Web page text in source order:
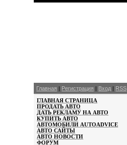
Главная | Регистрация | Вход | RSS
ГЛАВНАЯСТРАНИЦА
ПРОДАТЬ АВТО
ДАТЬ РЕКЛАМУ НА АВТО
КУПИТЬ АВТО
АВТОМОБИЛИ AUTOADVICE
АВТО САЙТЫ
АВТОНОВОСТИ
ФОРУМ